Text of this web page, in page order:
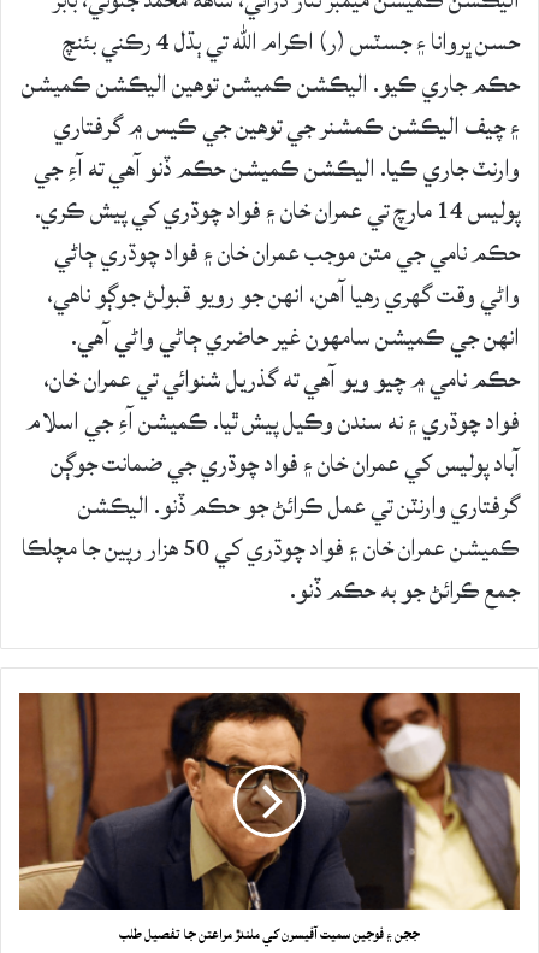
حسن ڀروانا ۽ جسٽس (ر) اڪرام الله تي ٻڌل 4 رڪني بئنچ
حڪم جاري ڪيو. اليڪشن ڪميشن توهين اليڪشن ڪميشن
۽ چيف اليڪشن ڪمشنر جي توهين جي ڪيس ۾ گرفتاري
وارنٽ جاري ڪيا. اليڪشن ڪميشن حڪم ڏنو آهي ته آءِ جي
پوليس 14 مارچ تي عمران خان ۽ فواد چوڌري کي پيش ڪري.
حڪم نامي جي متن موجب عمران خان ۽ فواد چوڌري ڄاڻي
واڻي وقت گهري رهيا آهن، انهن جو رويو قبولڻ جوڳو ناهي،
انهن جي ڪميشن سامهون غير حاضري ڄاڻي واڻي آهي.
حڪم نامي ۾ چيو ويو آهي ته گذريل شنوائي تي عمران خان،
فواد چوڌري ۽ نه سندن وڪيل پيش ٿيا. ڪميشن آءِ جي اسلام
آباد پوليس کي عمران خان ۽ فواد چوڌري جي ضمانت جوڳن
گرفتاري وارنٽن تي عمل ڪرائڻ جو حڪم ڏنو. اليڪشن
ڪميشن عمران خان ۽ فواد چوڌري کي 50 هزار رپين جا مچلڪا
جمع ڪرائڻ جو به حڪم ڏنو.
ججن ۽ فوجين سميت آفيسرن کي ملندڙ مراعتن جا تفصيل طلب